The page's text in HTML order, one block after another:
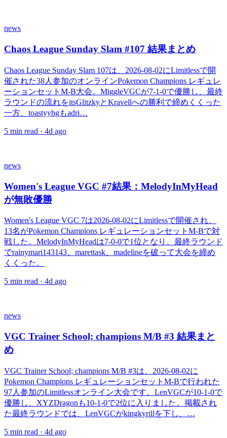
news
Chaos League Sunday Slam #107 結果まとめ
Chaos League Sunday Slam 107は、2026-08-02にLimitlessで開
催された38人参加のオンラインPokemon Champions レギュレ
ーションセットM-B大会。MiggleVGCが7-1-0で優勝し、最終
ラウンドの流れをitsGlitzkyとKravellへの勝利で締めくくった
一方、toastyyhgもadri…
5 min read · 4d ago
news
Women's League VGC #7結果：MelodyInMyHead
が無敗優勝
Women's League VGC 7は2026-08-02にLimitlessで開催され、
13名がPokemon Champions レギュレーションセットM-Bで対
戦した。MelodyInMyHeadは7-0-0で1位となり、最終ラウンド
でrainymari143143、marettask、madelineを破って大会を締め
くくった。
5 min read · 4d ago
news
VGC Trainer School; champions M/B #3 結果まと
め
VGC Trainer School; champions M/B #3は、2026-08-02に
Pokemon Champions レギュレーションセットM-Bで行われた
97人参加のLimitlessオンライン大会です。LenVGCが10-1-0で
優勝し、XYZDragonも10-1-0で2位に入りました。掲載され
た最終ラウンドでは、LenVGCがkingkyrillを下し、…
5 min read · 4d ago